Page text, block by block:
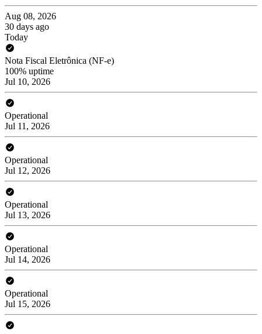
Aug 08, 2026
30 days ago
Today
Nota Fiscal Eletrônica (NF-e)
100% uptime
Jul 10, 2026
Operational
Jul 11, 2026
Operational
Jul 12, 2026
Operational
Jul 13, 2026
Operational
Jul 14, 2026
Operational
Jul 15, 2026